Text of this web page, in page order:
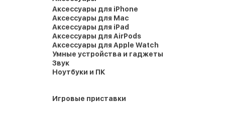
Аксессуары для iPhone
Аксессуары для Mac
Аксессуары для iPad
Аксессуары для AirPods
Аксессуары для Apple Watch
Умные устройства и гаджеты
Звук
Ноутбуки и ПК
Игровые приставки